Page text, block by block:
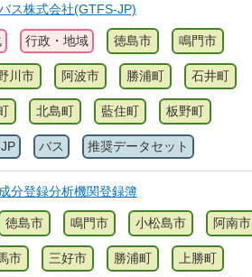
ス株式会社(GTFS-JP)
行政・地域 徳島市 鳴門市
川市 阿波市 勝浦町 石井町
北島町 藍住町 板野町
バス 推奨データセット
分登録分析機関登録簿
徳島市 鳴門市 小松島市 阿南市
市 三好市 勝浦町 上勝町